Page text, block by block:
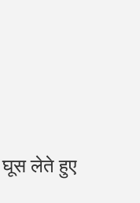
लेते हुए